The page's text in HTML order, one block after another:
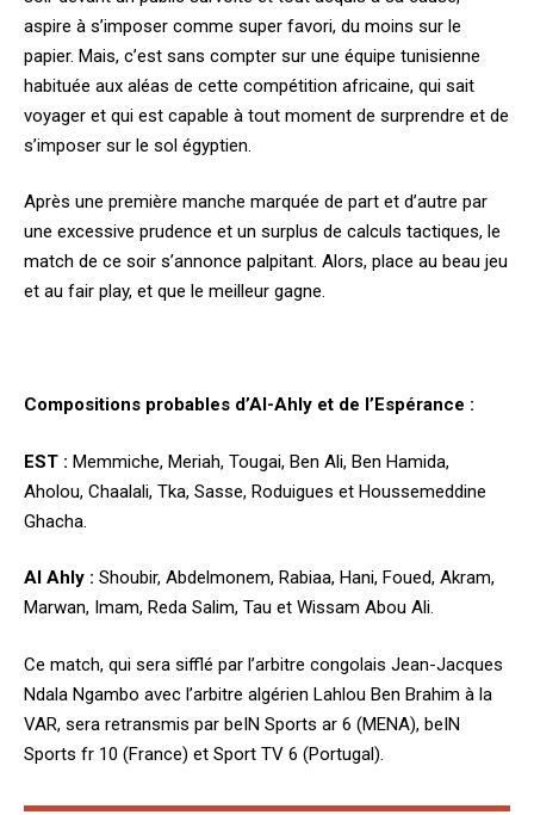
aspire à s’imposer comme super favori, du moins sur le
papier. Mais, c’est sans compter sur une équipe tunisienne
habituée aux aléas de cette compétition africaine, qui sait
voyager et qui est capable à tout moment de surprendre et de
s’imposer sur le sol égyptien.
Après une première manche marquée de part et d’autre par
une excessive prudence et un surplus de calculs tactiques, le
match de ce soir s’annonce palpitant. Alors, place au beau jeu
et au fair play, et que le meilleur gagne.
Compositions probables d’Al-Ahly et de l’Espérance :
EST : Memmiche, Meriah, Tougai, Ben Ali, Ben Hamida,
Aholou, Chaalali, Tka, Sasse, Roduigues et Houssemeddine
Ghacha.
Al Ahly : Shoubir, Abdelmonem, Rabiaa, Hani, Foued, Akram,
Marwan, Imam, Reda Salim, Tau et Wissam Abou Ali.
Ce match, qui sera sifflé par l’arbitre congolais Jean-Jacques
Ndala Ngambo avec l’arbitre algérien Lahlou Ben Brahim à la
VAR, sera retransmis par beIN Sports ar 6 (MENA), beIN
Sports fr 10 (France) et Sport TV 6 (Portugal).